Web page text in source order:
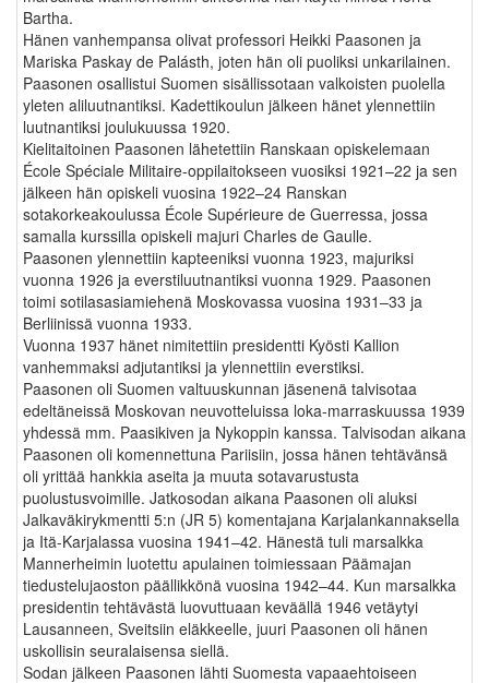
Bartha.
Hänen vanhempansa olivat professori Heikki Paasonen ja
Mariska Paskay de Palásth, joten hän oli puoliksi unkarilainen.
Paasonen osallistui Suomen sisällissotaan valkoisten puolella
yleten aliluutnantiksi. Kadettikoulun jälkeen hänet ylennettiin
luutnantiksi joulukuussa 1920.
Kielitaitoinen Paasonen lähetettiin Ranskaan opiskelemaan
École Spéciale Militaire-oppilaitokseen vuosiksi 1921–22 ja sen
jälkeen hän opiskeli vuosina 1922–24 Ranskan
sotakorkeakoulussa École Supérieure de Guerressa, jossa
samalla kurssilla opiskeli majuri Charles de Gaulle.
Paasonen ylennettiin kapteeniksi vuonna 1923, majuriksi
vuonna 1926 ja everstiluutnantiksi vuonna 1929. Paasonen
toimi sotilasasiamiehenä Moskovassa vuosina 1931–33 ja
Berliinissä vuonna 1933.
Vuonna 1937 hänet nimitettiin presidentti Kyösti Kallion
vanhemmaksi adjutantiksi ja ylennettiin everstiksi.
Paasonen oli Suomen valtuuskunnan jäsenenä talvisotaa
edeltäneissä Moskovan neuvotteluissa loka-marraskuussa 1939
yhdessä mm. Paasikiven ja Nykoppin kanssa. Talvisodan aikana
Paasonen oli komennettuna Pariisiin, jossa hänen tehtävänsä
oli yrittää hankkia aseita ja muuta sotavarustusta
puolustusvoimille. Jatkosodan aikana Paasonen oli aluksi
Jalkaväkirykmentti 5:n (JR 5) komentajana Karjalankannaksella
ja Itä-Karjalassa vuosina 1941–42. Hänestä tuli marsalkka
Mannerheimin luotettu apulainen toimiessaan Päämajan
tiedustelujaoston päällikkönä vuosina 1942–44. Kun marsalkka
presidentin tehtävästä luovuttuaan keväällä 1946 vetäytyi
Lausanneen, Sveitsiin eläkkeelle, juuri Paasonen oli hänen
uskollisin seuralaisensa siellä.
Sodan jälkeen Paasonen lähti Suomesta vapaaehtoiseen